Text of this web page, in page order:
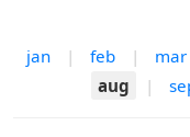
jan | feb | mar
aug
|